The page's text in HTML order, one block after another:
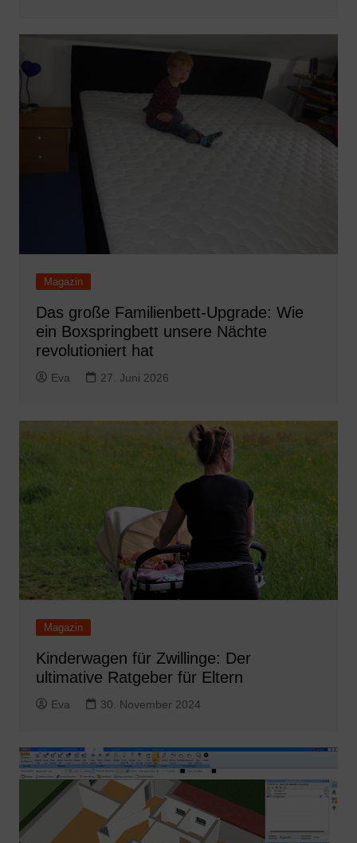
Magazin
Das große Familienbett-Upgrade: Wie
ein Boxspringbett unsere Nächte
revolutioniert hat
Eva 27. Juni 2026
Magazin
Kinderwagen für Zwillinge: Der
ultimative Ratgeber für Eltern
Eva 30. November 2024